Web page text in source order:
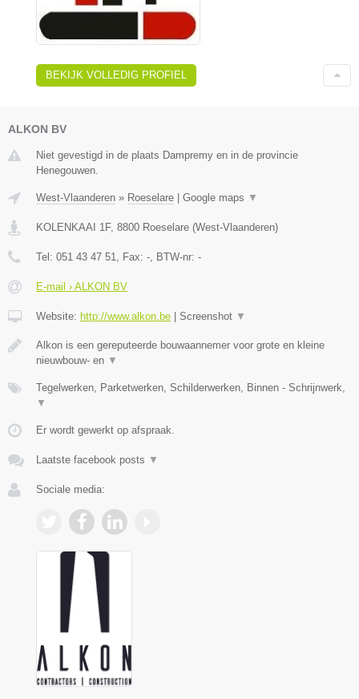
BEKIJK VOLLEDIG PROFIEL
ALKON BV
Niet gevestigd in de plaats Dampremy en in de provincie
Henegouwen.
West-Vlaanderen » Roeselare Google maps ▼
KOLENKAAI 1F, 8800 Roeselare (West-Vlaanderen)
Tel: 051 43 47 51 , Fax: - , BTW-nr: -
E-mail › ALKON BV
Website: http://www.alkon.be Screenshot ▼
Alkon is een gereputeerde bouwaannemer voor grote en kleine
nieuwbouw- en ▼
Tegelwerken, Parketwerken, Schilderwerken, Binnen - Schrijnwerk,
▼
Er wordt gewerkt op afspraak.
Laatste facebook posts ▼
Sociale media: